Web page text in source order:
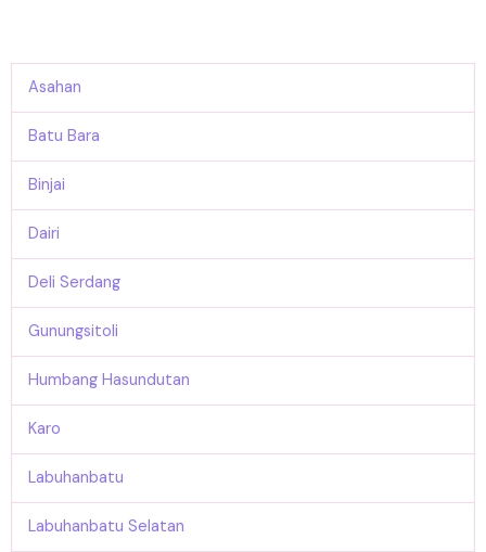
Asahan
Batu Bara
Binjai
Dairi
Deli Serdang
Gunungsitoli
Humbang Hasundutan
Karo
Labuhanbatu
Labuhanbatu Selatan